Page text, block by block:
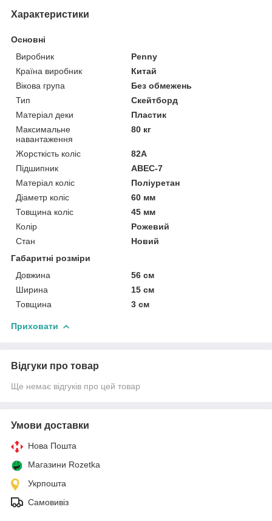
Характеристики
Основні
Виробник
Penny
Країна виробник
Китай
Вікова група
Без обмежень
Тип
Скейтборд
Матеріал деки
Пластик
Максимальне
навантаження
80 кг
Жорсткість коліс
82А
Підшипник
ABEC-7
Матеріал коліс
Поліуретан
Діаметр коліс
60 мм
Товщина коліс
45 мм
Колір
Рожевий
Стан
Новий
Габаритні розміри
Довжина
56 см
Ширина
15 см
Товщина
3 см
Приховати
Відгуки про товар
Ще немає відгуків про цей товар
Умови доставки
Нова Пошта
Магазини Rozetka
Укрпошта
Самовивіз